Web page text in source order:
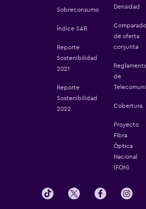
Sobreconsumo
Índice SAR
Reporte
Sostenibilidad
2021
Reporte
Sostenibilidad
2022
Densidad
de oferta
conjunta
de
Cobertura
Proyecto
Fibra
Óptica
Nacional
(FON)